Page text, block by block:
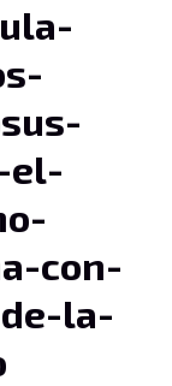
el-
con-
la-